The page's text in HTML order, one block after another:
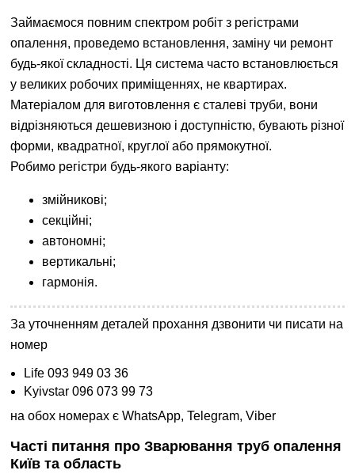
Займаємося повним спектром робіт з регістрами
опалення, проведемо встановлення, заміну чи ремонт
будь-якої складності. Ця система часто встановлюється
у великих робочих приміщеннях, не квартирах.
Матеріалом для виготовлення є сталеві труби, вони
відрізняються дешевизною і доступністю, бувають різної
форми, квадратної, круглої або прямокутної.
Робимо регістри будь-якого варіанту:
змійникові;
секційні;
автономні;
вертикальні;
гармонія.
За уточненням деталей прохання дзвонити чи писати на
номер
Life 093 949 03 36
Kyivstar 096 073 99 73
на обох номерах є WhatsApp, Telegram, Viber
Часті питання про Зварювання труб опалення
Київ та область